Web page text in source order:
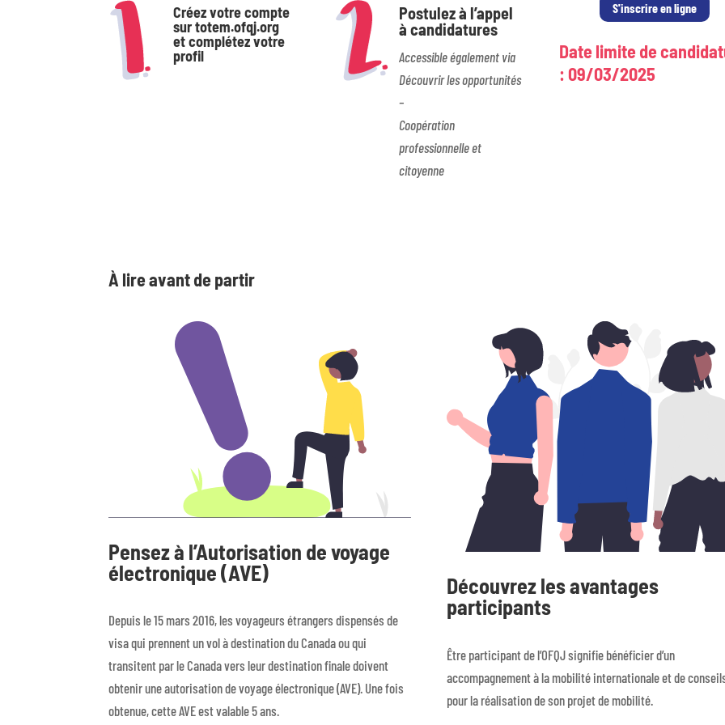
Créez votre compte
sur totem.ofqj.org
et complétez votre
profil
Postulez à l’appel
à candidatures
Accessible également via
Découvrir les opportunités
–
Coopération
professionnelle et
citoyenne
S'inscrire en ligne
Date limite de
: 09/03/2025
À lire avant de partir
Pensez à l’Autorisation de voyage
électronique (AVE)
Depuis le 15 mars 2016, les voyageurs étrangers dispensés de
visa qui prennent un vol à destination du Canada ou qui
transitent par le Canada vers leur destination finale doivent
obtenir une autorisation de voyage électronique (AVE). Une fois
obtenue, cette AVE est valable 5 ans.
Découvrez les avantages
participants
Être participant de l’OFQJ signifie bénéficier d’un
accompagnement à la mobilité internationale et de
pour la réalisation de son projet de mobilité.